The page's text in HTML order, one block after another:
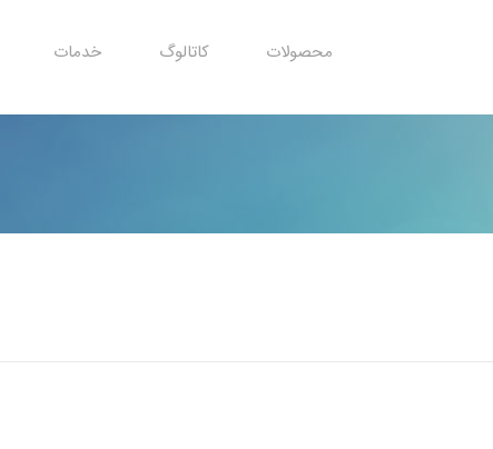
محصولات کاتالوگ خدمات